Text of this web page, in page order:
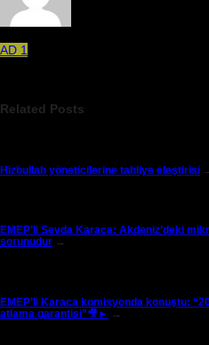
AD 1
Related Posts
Hizbullah yöneticilerine tahliye eleştirisi
EMEP’li Sevda Karaca: Akdeniz’deki
sorunudur →
EMEP’li Karaca komisyonda konuştu:
atlama garantisi”🎥►
→